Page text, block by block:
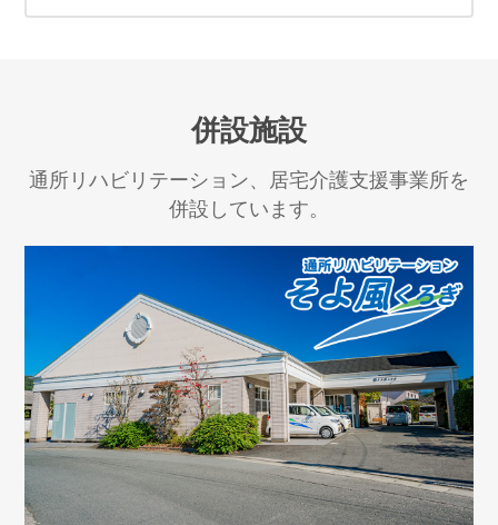
併設施設
通所リハビリテーション、居宅介護支援事業所を
併設しています。